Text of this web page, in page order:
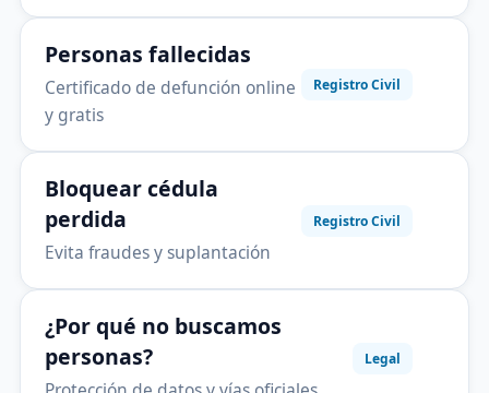
Personas fallecidas
Certificado de defunción online
y gratis
Registro Civil
Bloquear cédula
perdida
Evita fraudes y suplantación
Registro Civil
¿Por qué no buscamos
personas?
Legal